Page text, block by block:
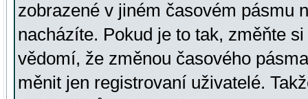
zobrazené v jiném časovém pásmu
nacházíte. Pokud je to tak, změňte
vědomí, že změnou časového
měnit jen registrovaní uživatelé.